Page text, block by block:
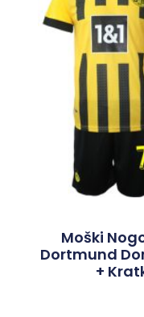
Moški
Dortmund
+